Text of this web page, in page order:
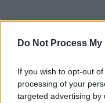
Do Not Process
If you wish to opt-out
processing of your
targeted advertising by
Alle Sender